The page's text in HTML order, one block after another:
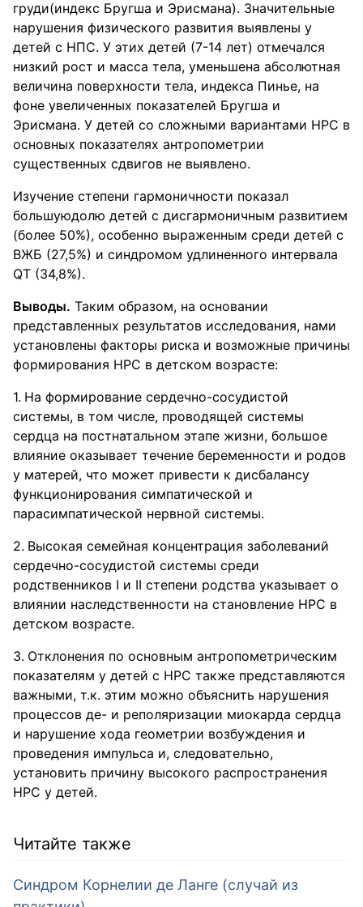
груди(индекс Бругша и Эрисмана). Значительные
нарушения физического развития выявлены у
детей с НПС. У этих детей (7-14 лет) отмечался
низкий рост и масса тела, уменьшена абсолютная
величина поверхности тела, индекса Пинье, на
фоне увеличенных показателей Бругша и
Эрисмана. У детей со сложными вариантами НРС в
основных показателях антропометрии
существенных сдвигов не выявлено.
Изучение степени гармоничности показал
большуюдолю детей с дисгармоничным развитием
(более 50%), особенно выраженным среди детей с
ВЖБ (27,5%) и синдромом удлиненного интервала
QT (34,8%).
Выводы. Таким образом, на основании
представленных результатов исследования, нами
установлены факторы риска и возможные причины
формирования НРС в детском возрасте:
На формирование сердечно-сосудистой
системы, в том числе, проводящей системы
сердца на постнатальном этапе жизни, большое
влияние оказывает течение беременности и родов
у матерей, что может привести к дисбалансу
функционирования симпатической и
парасимпатической нервной системы.
Высокая семейная концентрация заболеваний
сердечно-сосудистой системы среди
родственников I и II степени родства указывает о
влиянии наследственности на становление НРС в
детском возрасте.
Отклонения по основным антропометрическим
показателям у детей с НРС также представляются
важными, т.к. этим можно объяснить нарушения
процессов де- и реполяризации миокарда сердца
и нарушение хода геометрии возбуждения и
проведения импульса и, следовательно,
установить причину высокого распространения
НРС у детей.
Читайте также
Синдром Корнелии де Ланге (случай из